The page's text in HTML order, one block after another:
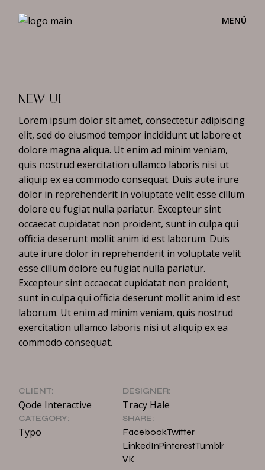
NEW UI
Lorem ipsum dolor sit amet, consectetur adipiscing
elit, sed do eiusmod tempor incididunt ut labore et
dolore magna aliqua. Ut enim ad minim veniam,
quis nostrud exercitation ullamco laboris nisi ut
aliquip ex ea commodo consequat. Duis aute irure
dolor in reprehenderit in voluptate velit esse cillum
dolore eu fugiat nulla pariatur. Excepteur sint
occaecat cupidatat non proident, sunt in culpa qui
officia deserunt mollit anim id est laborum. Duis
aute irure dolor in reprehenderit in voluptate velit
esse cillum dolore eu fugiat nulla pariatur.
Excepteur sint occaecat cupidatat non proident,
sunt in culpa qui officia deserunt mollit anim id est
laborum. Ut enim ad minim veniam, quis nostrud
exercitation ullamco laboris nisi ut aliquip ex ea
commodo consequat.
CLIENT:
Qode Interactive
DESIGNER:
Tracy Hale
CATEGORY:
Typo
SHARE:
FacebookTwitter
LinkedInPinterestTumblr
VK